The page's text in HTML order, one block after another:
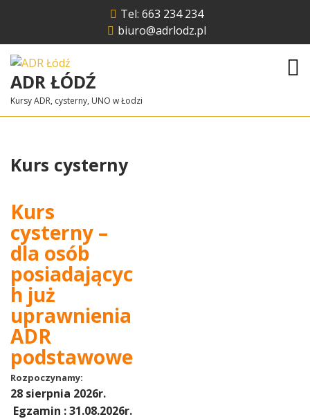
content
Tel: 663 234 234
biuro@adrlodz.pl
ADR ŁÓDŹ
Kursy ADR, cysterny, UNO w Łodzi
Kurs cysterny
Kurs
cysterny –
dla osób
posiadającyc
h już
uprawnienia
ADR
podstawowe
Rozpoczynamy:
28 sierpnia 2026r.
Egzamin : 31.08.2026r.